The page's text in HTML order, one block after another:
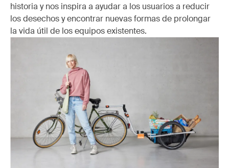
historia y nos inspira a ayudar a los usuarios a reducir
los desechos y encontrar nuevas formas de prolongar
la vida útil de los equipos existentes.